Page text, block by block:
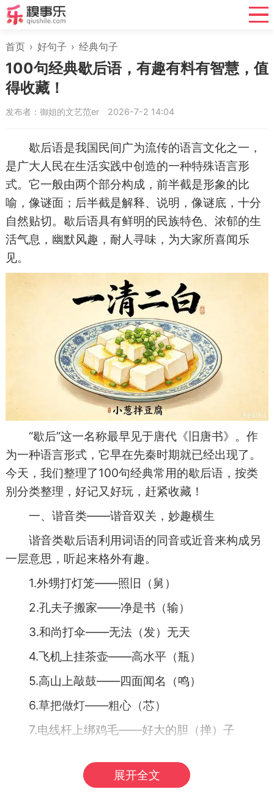
首页 › 好句子 › 经典句子
100句经典歇后语，有趣有料有智慧，值
得收藏！
发布者：御姐的文艺范er 2026-7-2 14:04
歇后语是我国民间广为流传的语言文化之一，
是广大人民在生活实践中创造的一种特殊语言形
式。它一般由两个部分构成，前半截是形象的比
喻，像谜面；后半截是解释、说明，像谜底，十分
自然贴切。歇后语具有鲜明的民族特色、浓郁的生
活气息，幽默风趣，耐人寻味，为大家所喜闻乐
见。
“歇后”这一名称最早见于唐代《旧唐书》。作
为一种语言形式，它早在先秦时期就已经出现了。
今天，我们整理了100句经典常用的歇后语，按类
别分类整理，好记又好玩，赶紧收藏！
一、谐音类——谐音双关，妙趣横生
谐音类歇后语利用词语的同音或近音来构成另
一层意思，听起来格外有趣。
1.外甥打灯笼——照旧（舅）
2.孔夫子搬家——净是书（输）
3.和尚打伞——无法（发）无天
4.飞机上挂茶壶——高水平（瓶）
5.高山上敲鼓——四面闻名（鸣）
6.草把做灯——粗心（芯）
7.电线杆上绑鸡毛——好大的胆（掸）子
9.棺材店里的棺材——目（木）中无人
展开全文